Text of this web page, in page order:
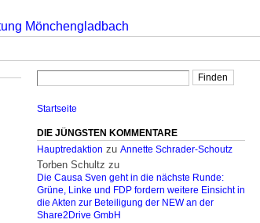
Startseite
DIE JÜNGSTEN KOMMENTARE
Hauptredaktion zu Annette Schrader-Schoutz
Torben Schultz zu
Die Causa Sven geht in die nächste Runde:
Grüne, Linke und FDP fordern weitere Einsicht in
die Akten zur Beteiligung der NEW an der
Share2Drive GmbH